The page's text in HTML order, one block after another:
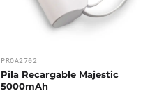
PROA2702
Pila Recargable Majestic
5000mAh